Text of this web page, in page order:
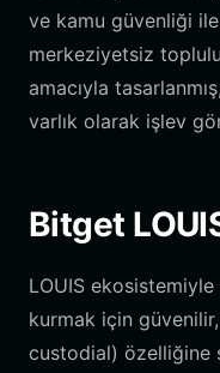
ve kamu güvenliği
merkeziyetsiz
amacıyla
varlık olarak işlev
Bitget
LOUIS
kurmak için
custodial) özelliğine